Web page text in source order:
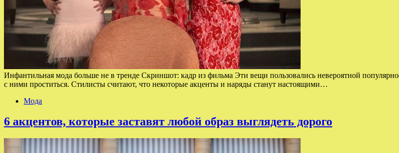
Инфантильная мода больше не в тренде Скриншот: кадр из фильма Эти вещи пользовались невероятной
с ними проститься. Стилисты считают, что некоторые акценты и наряды станут настоящими…
Мода
6 акцентов, которые заставят любой образ выглядеть дорого